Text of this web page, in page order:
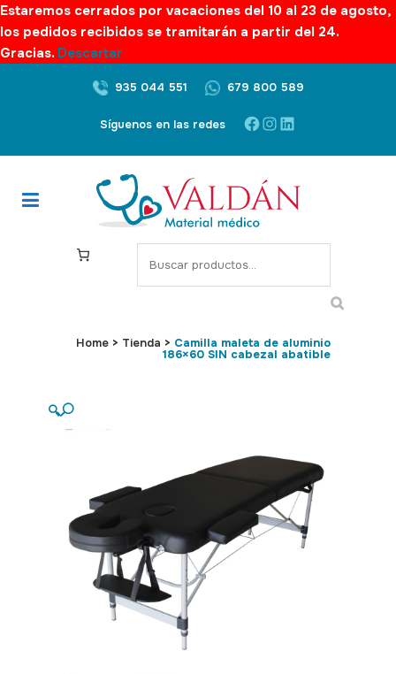
Estaremos cerrados por vacaciones del 10 al 23 de agosto,
los pedidos recibidos se tramitarán a partir del 24.
Gracias. Descartar
935 044 551 679 800 589
Síguenos en las redes Facebook
Instagram
LinkedIn
S
e
c
Home > Tienda > Camilla maleta de aluminio
186×60 SIN cabezal abatible
🔍